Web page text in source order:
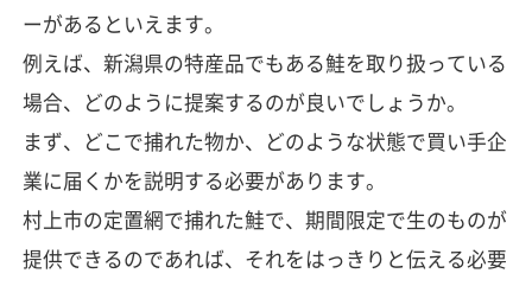
ーがあるといえます。
例えば、新潟県の特産品でもある鮭を取り扱っている
場合、どのように提案するのが良いでしょうか。
まず、どこで捕れた物か、どのような状態で買い手企
業に届くかを説明する必要があります。
村上市の定置網で捕れた鮭で、期間限定で生のものが
提供できるのであれば、それをはっきりと伝える必要